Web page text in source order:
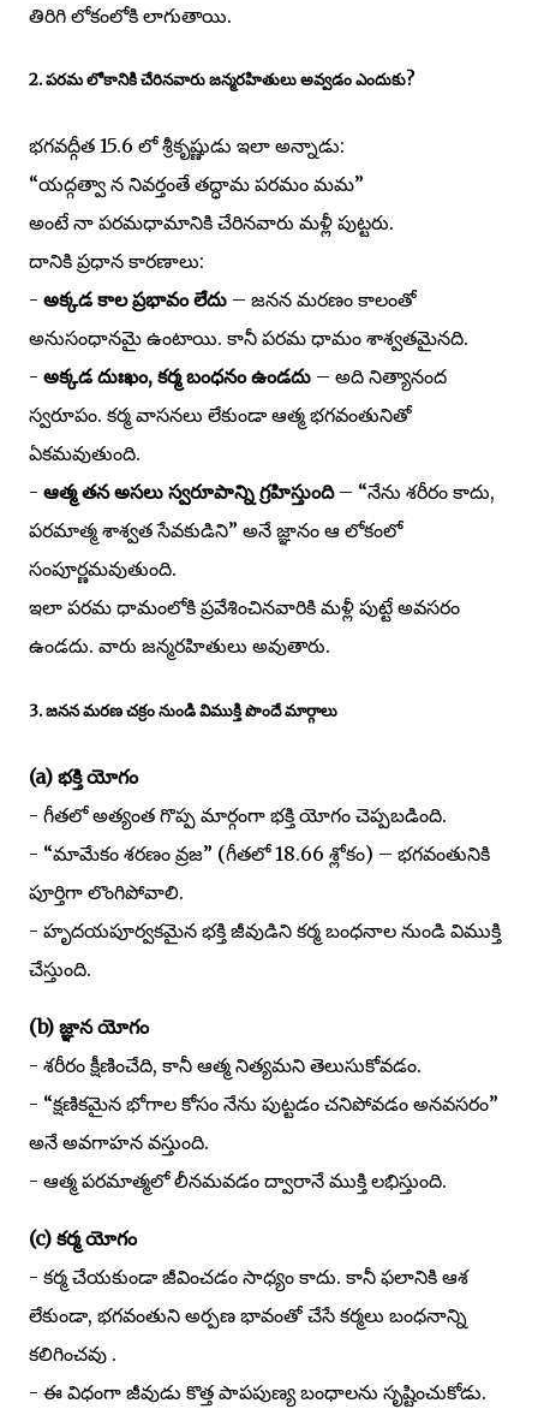
తిరిగి లోకంలోకి లాగుతాయి.
2. పరమ లోకానికి చేరినవారు జన్మరహితులు అవ్వడం ఎందుకు?
భగవద్గీత 15.6 లో శ్రీకృష్ణుడు ఇలా అన్నాడు:
“యద్గత్వా న నివర్తంతే తద్ధామ పరమం మమ”
అంటే నా పరమధామానికి చేరినవారు మళ్లీ పుట్టరు.
దానికి ప్రధాన కారణాలు:
- అక్కడ కాల ప్రభావం లేదు – జనన మరణం కాలంతో
అనుసంధానమై ఉంటాయి. కానీ పరమ ధామం శాశ్వతమైనది.
- అక్కడ దుఃఖం, కర్మ బంధనం ఉండదు – అది నిత్యానంద
స్వరూపం. కర్మ వాసనలు లేకుండా ఆత్మ భగవంతునితో
ఏకమవుతుంది.
- ఆత్మ తన అసలు స్వరూపాన్ని గ్రహిస్తుంది – “నేను శరీరం కాదు,
పరమాత్మ శాశ్వత సేవకుడిని” అనే జ్ఞానం ఆ లోకంలో
సంపూర్ణమవుతుంది.
ఇలా పరమ ధామంలోకి ప్రవేశించినవారికి మళ్లీ పుట్టే అవసరం
ఉండదు. వారు జన్మరహితులు అవుతారు.
3. జనన మరణ చక్రం నుండి విముక్తి పొందే మార్గాలు
(a) భక్తి యోగం
- గీతలో అత్యంత గొప్ప మార్గంగా భక్తి యోగం చెప్పబడింది.
- “మామేకం శరణం వ్రజ” (గీతలో 18.66 శ్లోకం) – భగవంతునికి
పూర్తిగా లొంగిపోవాలి.
- హృదయపూర్వకమైన భక్తి జీవుడిని కర్మ బంధనాల నుండి విముక్తి
చేస్తుంది.
(b) జ్ఞాన యోగం
- శరీరం క్షీణించేది, కానీ ఆత్మ నిత్యమని తెలుసుకోవడం.
- “క్షణికమైన భోగాల కోసం నేను పుట్టడం చనిపోవడం అనవసరం”
అనే అవగాహన వస్తుంది.
- ఆత్మ పరమాత్మలో లీనమవడం ద్వారానే ముక్తి లభిస్తుంది.
(c) కర్మ యోగం
- కర్మ చేయకుండా జీవించడం సాధ్యం కాదు. కానీ ఫలానికి ఆశ
లేకుండా, భగవంతుని అర్పణ భావంతో చేసే కర్మలు బంధనాన్ని
కలిగించవు .
- ఈ విధంగా జీవుడు కొత్త పాపపుణ్య బంధాలను సృష్టించుకోడు.